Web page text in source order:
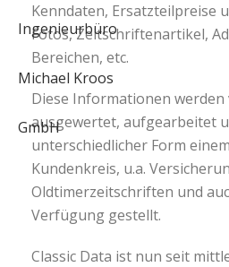
Kenndaten, Ersatzteilpreise
Fotos, Zeitschriftenartikel,
Bereichen, etc.
Diese Informationen werden
ausgewertet, aufgearbeitet
unterschiedlicher Form
Kundenkreis, u.a.
Oldtimerzeitschriften und
Verfügung gestellt.
Classic Data ist nun seit